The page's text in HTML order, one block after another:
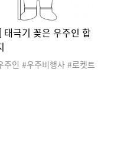
태극기 꽂은 우주인 합
주인 #우주비행사 #로켓트